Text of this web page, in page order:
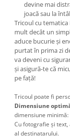
devine mai
joacă sau la
Tricoul cu tematica
mult decât un
aduce bucurie și
purtat în prima zi
va deveni cu
și asigură-te că
pe față!
Tricoul poate fi
Dimensiune
dimensiune minimă:
Cu fotografie și
al destinatarului.